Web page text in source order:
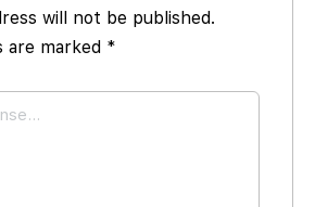
will not be published.
are marked *